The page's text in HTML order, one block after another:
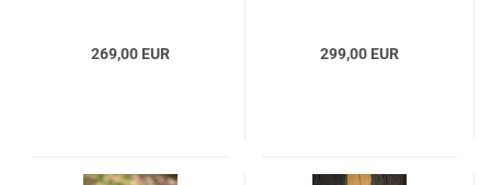
269,00 EUR 299,00 EUR